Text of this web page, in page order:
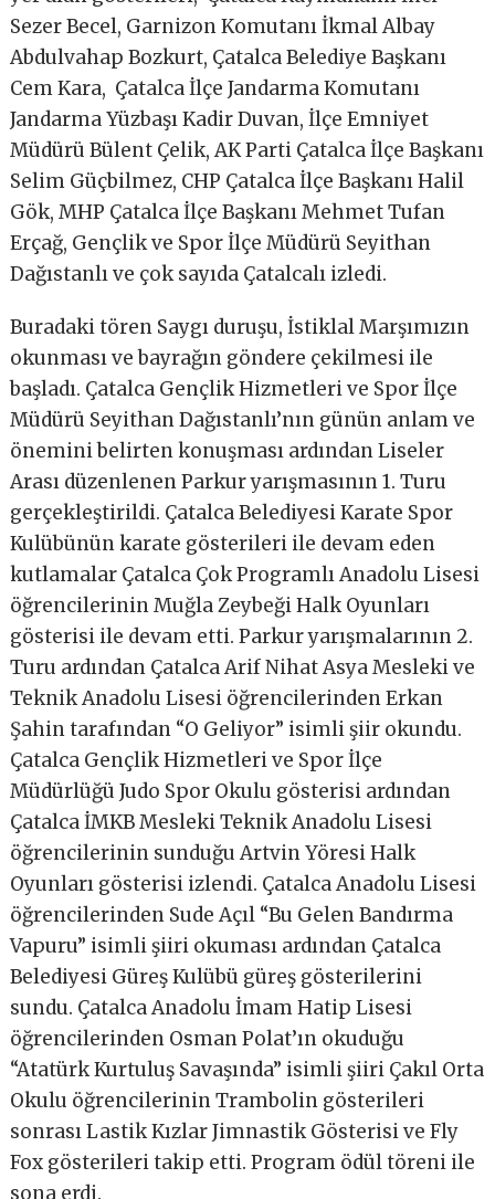
Sezer Becel, Garnizon Komutanı İkmal Albay
Abdulvahap Bozkurt, Çatalca Belediye Başkanı
Cem Kara, Çatalca İlçe Jandarma Komutanı
Jandarma Yüzbaşı Kadir Duvan, İlçe Emniyet
Müdürü Bülent Çelik, AK Parti Çatalca İlçe Başkanı
Selim Güçbilmez, CHP Çatalca İlçe Başkanı Halil
Gök, MHP Çatalca İlçe Başkanı Mehmet Tufan
Erçağ, Gençlik ve Spor İlçe Müdürü Seyithan
Dağıstanlı ve çok sayıda Çatalcalı izledi.
Buradaki tören Saygı duruşu, İstiklal Marşımızın
okunması ve bayrağın göndere çekilmesi ile
başladı. Çatalca Gençlik Hizmetleri ve Spor İlçe
Müdürü Seyithan Dağıstanlı’nın günün anlam ve
önemini belirten konuşması ardından Liseler
Arası düzenlenen Parkur yarışmasının 1. Turu
gerçekleştirildi. Çatalca Belediyesi Karate Spor
Kulübünün karate gösterileri ile devam eden
kutlamalar Çatalca Çok Programlı Anadolu Lisesi
öğrencilerinin Muğla Zeybeği Halk Oyunları
gösterisi ile devam etti. Parkur yarışmalarının 2.
Turu ardından Çatalca Arif Nihat Asya Mesleki ve
Teknik Anadolu Lisesi öğrencilerinden Erkan
Şahin tarafından “O Geliyor” isimli şiir okundu.
Çatalca Gençlik Hizmetleri ve Spor İlçe
Müdürlüğü Judo Spor Okulu gösterisi ardından
Çatalca İMKB Mesleki Teknik Anadolu Lisesi
öğrencilerinin sunduğu Artvin Yöresi Halk
Oyunları gösterisi izlendi. Çatalca Anadolu Lisesi
öğrencilerinden Sude Açıl “Bu Gelen Bandırma
Vapuru” isimli şiiri okuması ardından Çatalca
Belediyesi Güreş Kulübü güreş gösterilerini
sundu. Çatalca Anadolu İmam Hatip Lisesi
öğrencilerinden Osman Polat’ın okuduğu
“Atatürk Kurtuluş Savaşında” isimli şiiri Çakıl Orta
Okulu öğrencilerinin Trambolin gösterileri
sonrası Lastik Kızlar Jimnastik Gösterisi ve Fly
Fox gösterileri takip etti. Program ödül töreni ile
sona erdi.